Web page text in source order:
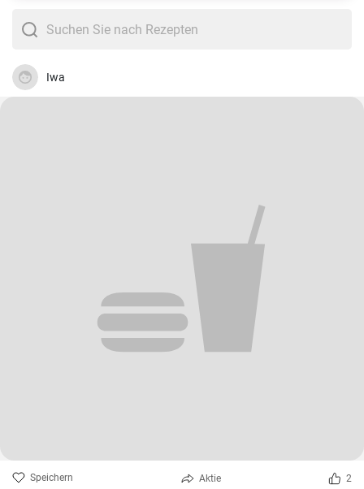
Gemüsequiche ohne Boden
Rezept ohne Vorkochen
Iwa
Speichern Aktie 2